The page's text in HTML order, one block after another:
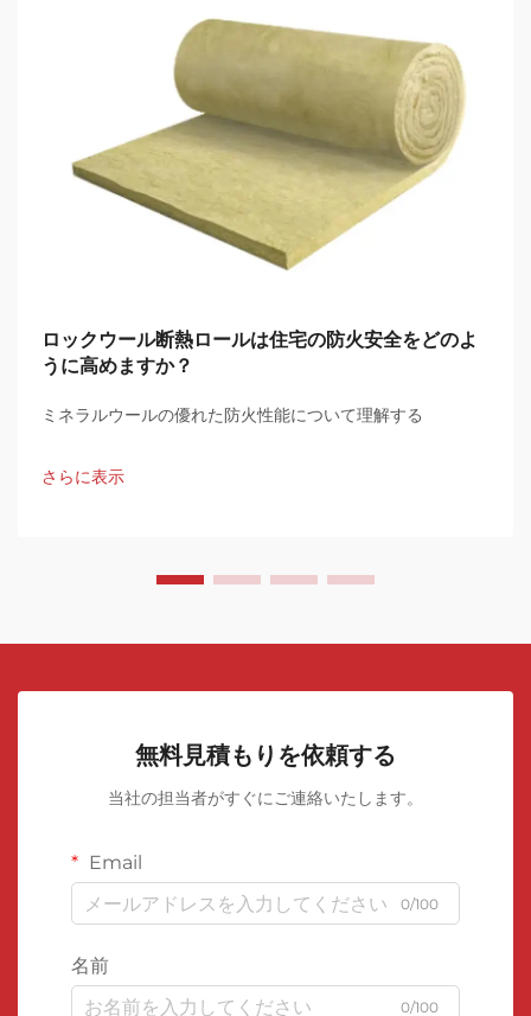
ロックウール断熱ロールは住宅の防火安全をどのよ
うに高めますか？
ミネラルウールの優れた防火性能について理解する
さらに表示
無料見積もりを依頼する
当社の担当者がすぐにご連絡いたします。
Email
0/100
名前
0/100